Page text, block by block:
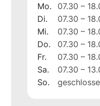
Mo.
07.30 –
Di.
07.30 –
Mi.
07.30 –
Do.
07.30 –
Fr.
07.30 –
Sa.
07.30 –
So.